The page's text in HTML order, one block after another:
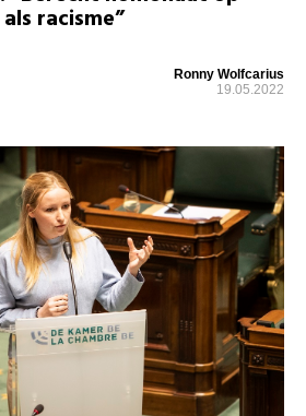
racisme”
Ronny Wolfcarius
19.05.2022